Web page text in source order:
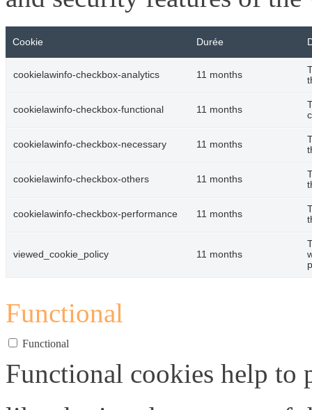
Cookie Durée
cookielawinfo-checkbox-analytics 11 months
cookielawinfo-checkbox-functional 11 months
cookielawinfo-checkbox-necessary 11 months
cookielawinfo-checkbox-others 11 months
cookielawinfo-checkbox-performance 11 months
viewed_cookie_policy 11 months
Functional
Functional
Functional cookies help to